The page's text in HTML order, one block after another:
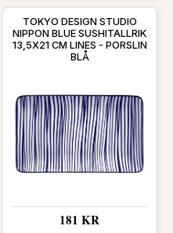
mönster.- Tillverkat av porslin.- Från
serien Nippon Blue. Nippon Blue
Sushi innehåller:- 2 x 9,5x3 cm
skålar- 2 x 21x13,5 cm tallrikar- 2 x
ätpinnar Skötselråd för setet- Tål
Tallrikar hos Royal Design.
TOKYO DESIGN STUDIO
NIPPON BLUE SUSHITALLRIK
13,5X21 CM LINES - PORSLIN
BLÅ
181 KR